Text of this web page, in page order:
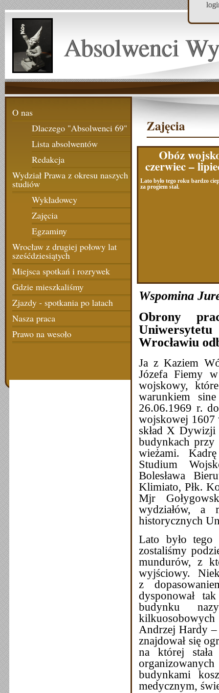
Absolwenci
O nas
Dlaczego "Absolwenci 69"
Lista absolwentów
Redakcja
Wydział Prawa z okresu naszych
studiów
Wykładowcy
Zajęcia
Egzaminy
Wrocław z drugiej połowy lat
sześćdziesiątych
Miejsca spotkań i rozrywek
Gdzie mieszkaliśmy
Zjazdy - spotkania po latach
Nasza praca
Prawo na wesoło
Zajęcia
Obóz
czerwiec –
Lato było tego roku bardzo
za progiem stał.
Wspomina
Obrony
Uniwersytetu
Wrocławiu
Ja z Kaziem
Józefa Fiemy
wojskowy,
warunkiem
26.06.1969 r.
wojskowej 1607
skład X Dywizji
budynkach przy
wieżami.
Studium
Bolesława
Klimiato, Płk.
Mjr
wydziałów, a
historycznych
Lato było tego
zostaliśmy
mundurów, z
wyjściowy.
z
dysponował
budynku
Andrzej Hardy –
znajdował się
na której
budynkami
medycznym,